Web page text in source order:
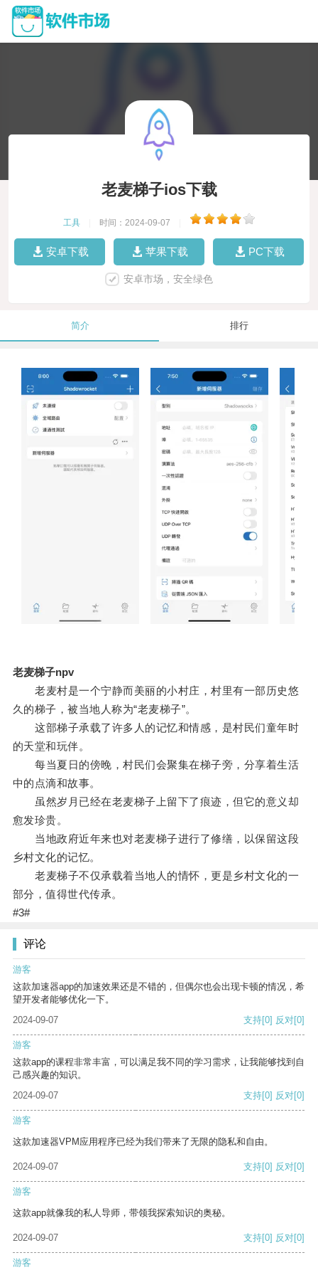
老麦梯子ios下载
工具 时间：2024-09-07
安卓下载 苹果下载 PC下载
安卓市场，安全绿色
简介 排行
老麦梯子npv
老麦村是一个宁静而美丽的小村庄，村里有一部历史悠
久的梯子，被当地人称为“老麦梯子”。
这部梯子承载了许多人的记忆和情感，是村民们童年时
的天堂和玩伴。
每当夏日的傍晚，村民们会聚集在梯子旁，分享着生活
中的点滴和故事。
虽然岁月已经在老麦梯子上留下了痕迹，但它的意义却
愈发珍贵。
当地政府近年来也对老麦梯子进行了修缮，以保留这段
乡村文化的记忆。
老麦梯子不仅承载着当地人的情怀，更是乡村文化的一
部分，值得世代传承。
#3#
评论
游客
这款加速器app的加速效果还是不错的，但偶尔也会出现卡顿的情况，希
望开发者能够优化一下。
2024-09-07
支持[0] 反对[0]
游客
这款app的课程非常丰富，可以满足我不同的学习需求，让我能够找到自
己感兴趣的知识。
2024-09-07
支持[0] 反对[0]
游客
这款加速器VPM应用程序已经为我们带来了无限的隐私和自由。
2024-09-07 支持[0] 反对[0]
游客
这款app就像我的私人导师，带领我探索知识的奥秘。
2024-09-07 支持[0] 反对[0]
游客